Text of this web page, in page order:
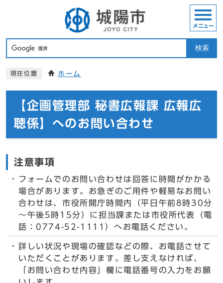
検索
メニュー
現在位置 ホーム
【企画管理部 秘書広報課 広報広
聴係】へのお問い合わせ
注意事項
フォームでのお問い合わせは回答に時間がかかる
場合があります。お急ぎのご用件や軽易なお問い
合わせは、市役所開庁時間内（平日午前8時30分
～午後5時15分）に担当課または市役所代表（電
話：0774-52-1111）へお電話ください。
詳しい状況や現場の確認などの際、お電話させて
いただくことがあります。差し支えなければ、
「お問い合わせ内容」欄に電話番号の入力をお願